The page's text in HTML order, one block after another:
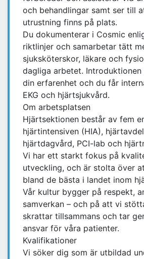
och behandlingar samt ser till
utrustning finns på plats.
Du dokumenterar i Cosmic
riktlinjer och samarbetar tätt
sjuksköterskor, läkare och
dagliga arbetet. Introduktionen
din erfarenhet och du får
EKG och hjärtsjukvård.
Om arbetsplatsen
Hjärtsektionen består av fem
hjärtintensiven (HIA),
hjärtdagvård, PCI-lab och
Vi har ett starkt fokus på
utveckling, och är stolta över
bland de bästa i landet inom
Vår kultur bygger på respekt,
samverkan – och på att vi
skrattar tillsammans och tar
ansvar för våra patienter.
Kvalifikationer
Vi söker dig som är utbildad